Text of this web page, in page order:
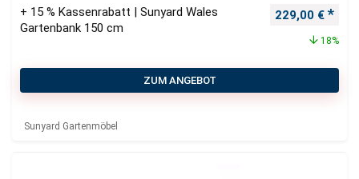
+ 15 % Kassenrabatt | Sunyard Wales
Gartenbank 150 cm
229,00 €
18%
ZUM ANGEBOT
Sunyard Gartenmöbel